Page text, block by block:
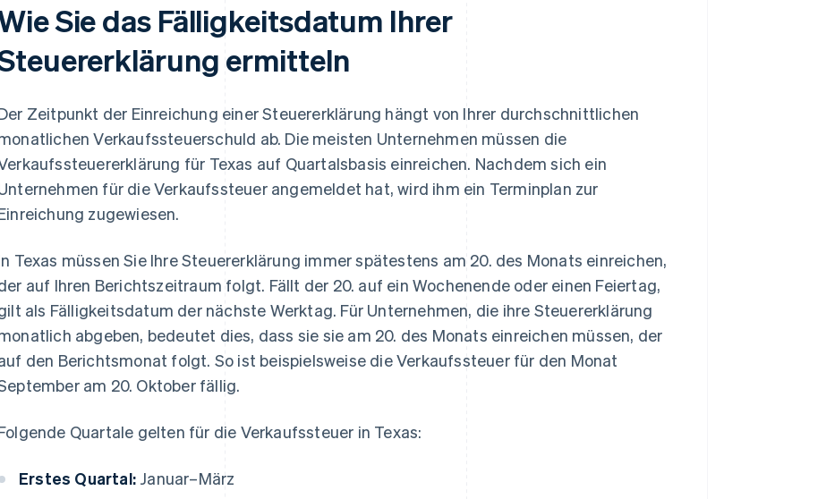
Sie das Fälligkeitsdatum Ihrer
ermitteln
Zeitpunkt der Einreichung einer Steuererklärung hängt von Ihrer durchschnittlichen
Verkaufssteuerschuld ab. Die meisten Unternehmen müssen die
für Texas auf Quartalsbasis einreichen. Nachdem sich ein
für die Verkaufssteuer angemeldet hat, wird ihm ein Terminplan zur
zugewiesen.
Texas müssen Sie Ihre Steuererklärung immer spätestens am 20. des Monats einreichen,
auf Ihren Berichtszeitraum folgt. Fällt der 20. auf ein Wochenende oder einen Feiertag,
als Fälligkeitsdatum der nächste Werktag. Für Unternehmen, die ihre Steuererklärung
abgeben, bedeutet dies, dass sie sie am 20. des Monats einreichen müssen, der
den Berichtsmonat folgt. So ist beispielsweise die Verkaufssteuer für den Monat
am 20. Oktober fällig.
Quartale gelten für die Verkaufssteuer in Texas:
Erstes Quartal: Januar–März